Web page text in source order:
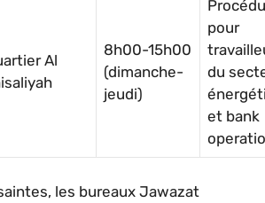
Al
8h00-15h00
(dimanche-
jeudi)
pour
du
et bank
les bureaux Jawazat